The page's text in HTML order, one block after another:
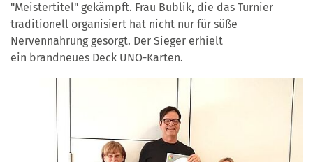
"Meistertitel" gekämpft. Frau Bublik, die das Turnier
traditionell organisiert hat nicht nur für süße
Nervennahrung gesorgt. Der Sieger erhielt
ein brandneues Deck UNO-Karten.